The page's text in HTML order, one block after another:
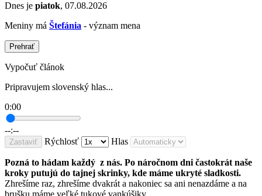
Dnes je piatok, 07.08.2026
Meniny má Štefánia - význam mena
Prehrať
Vypočuť článok
Pripravujem slovenský hlas...
0:00
--:--
Zastaviť Rýchlosť Hlas
Pozná to hádam každý z nás. Po náročnom dni častokrát naše
kroky putujú do tajnej skrinky, kde máme ukryté sladkosti.
Zhrešíme raz, zhrešíme dvakrát a nakoniec sa ani nenazdáme a na